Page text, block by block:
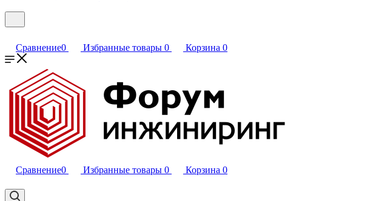
Сравнение0 Избранные товары 0 Корзина 0
Сравнение0 Избранные товары 0 Корзина 0